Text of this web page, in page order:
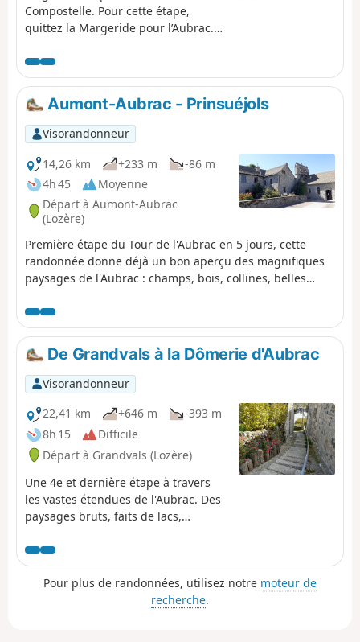
Compostelle. Pour cette étape,
quittez la Margeride pour l’Aubrac.
en Aubrac quand il n’y a plus
d'arbres et c'est carrément splendide!
Les couleurs, les paysages, les
vaches, le silence, le ciel, les pierres.
Vous vous sentirez tout petit face à
l’immensité de la nature.
Aumont-Aubrac - Prinsuéjols
Visorandonneur
14,26 km
+233 m
-86 m
4h 45
Moyenne
Départ à Aumont-Aubrac
(Lozère)
Première étape du Tour de l'Aubrac en 5 jours, cette
randonnée donne déjà un bon aperçu des magnifiques
paysages de l'Aubrac : champs, bois, collines, belles
croisée de chemins, et bien sûr, les fières vaches Aubrac.
De Grandvals à la Dômerie d'Aubrac
Visorandonneur
22,41 km
+646 m
-393 m
8h 15
Difficile
Départ à Grandvals (Lozère)
Une 4e et dernière étape à travers
les vastes étendues de l'Aubrac. Des
paysages bruts, faits de lacs,
vous mèneront jusqu'au village
d'Aubrac et sa remarquable Dômerie,
ancien hôpital refuge fondé par les
nobles et les seigneurs du Rouergue
Pour plus de randonnées, utilisez notre moteur de
recherche.